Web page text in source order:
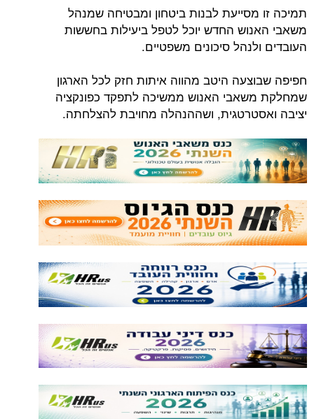
תמיכה זו מסייעת לבנות ביטחון ומבטיחה שמנהל
משאבי האנוש החדש יוכל לטפל ביעילות בחששות
העובדים ולנהל סיכונים משפטיים.
חפיפה שבוצעה היטב מהווה איתות חזק לכל הארגון
שמחלקת משאבי האנוש ממשיכה לתפקד כפונקציה
יציבה ואסטרטגית, ושההנהלה מחויבת להצלחתה.